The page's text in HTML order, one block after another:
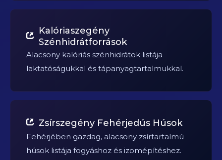
Kalóriaszegény
Szénhidrátforrások
Alacsony kalóriás szénhidrátok listája
laktatóságukkal és tápanyagtartalmukkal.
Zsírszegény Fehérjedús Húsok
Fehérjében gazdag, alacsony zsírtartalmú
húsok listája fogyáshoz és izomépítéshez.